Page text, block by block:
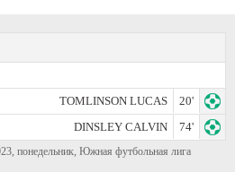
TOMLINSON LUCAS
20'
DINSLEY CALVIN
74'
понедельник, Южная футбольная лига